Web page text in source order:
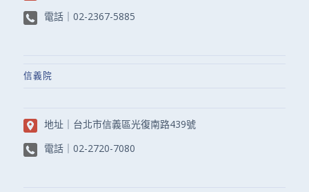
電話｜ 02-2367-5885
信義院
地址｜ 台北市信義區光復南路439號
電話｜ 02-2720-7080